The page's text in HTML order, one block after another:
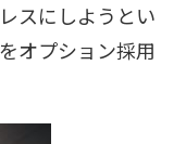
スにしようとい
オプション採用